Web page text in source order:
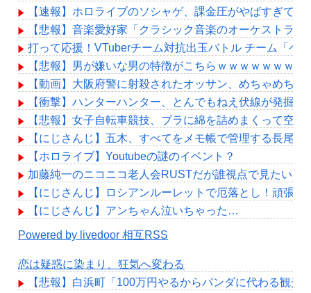
【速報】ホロライブのソシャゲ、課金圧がやばすぎて
【悲報】音楽愛好家「クラシック音楽のオーケストラ
打って応援！VTuberチーム対抗出玉バトル チーム「ペ
【悲報】男が嫌いな男の特徴がこちらｗｗｗｗｗｗｗｗ
【動画】大阪府警に射殺されたオッサン、めちゃめちゃ
【衝撃】ハンターハンター、とんでもねえ伏線が発掘
【悲報】女子自転車競技、ブラに綿を詰めまくって空
【にじさんじ】五木、すべてをメモ帳で管理する長尾
【ホロライブ】Youtubeの謎のイベント？
加藤純一のニコニコ老人会RUSTだが誰視点で見たい？
【にじさんじ】ロシアンルーレットで厄落とし！頑張
【にじさんじ】アンちゃん泣いちゃった…
Powered by livedoor 相互RSS
恋は疑惑に染まり、狂気へ変わる
【悲報】白浜町「100万円やるからパンダに代わる観光